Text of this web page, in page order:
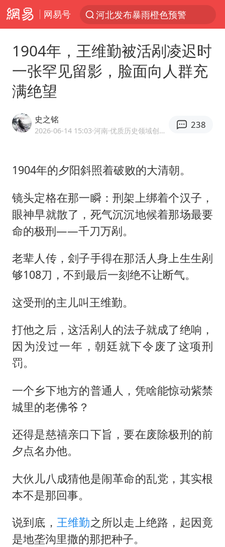
网易号
河北发布暴雨橙色预警
台风“白海豚”登陆 各地各部门全力应对
人形机器人第一股
多地银行上调存款利率
上海地铁4条线路全线停运
宇树申购 中一签有望赚20万元
律师谈贾冰私人饭局被偷拍
白海豚可深入内陆制造大范围风雨
NBA传奇教练老尼尔森去世
手机真会“偷听”我们说话吗
“皋”在低处
从科技创新看开局起步的时与势
1904年，王维勤被活剐凌迟时
一张罕见留影，脸面向人群充
满绝望
史之铭
2026-06-14 15:03·河南 ·优质历史领域创作者
238
1904年的夕阳斜照着破败的大清朝。
镜头定格在那一瞬：刑架上绑着个汉子，
眼神早就散了，死气沉沉地候着那场最要
命的极刑——千刀万剐。
老辈人传，刽子手得在那活人身上生生剐
够108刀，不到最后一刻绝不让断气。
这受刑的主儿叫王维勤。
打他之后，这活剐人的法子就成了绝响，
因为没过一年，朝廷就下令废了这项刑
罚。
一个乡下地方的普通人，凭啥能惊动紫禁
城里的老佛爷？
还得是慈禧亲口下旨，要在废除极刑的前
夕点名办他。
大伙儿八成猜他是闹革命的乱党，其实根
本不是那回事。
说到底， 王维勤之所以走上绝路，起因竟
是地垄沟里撒的那把种子。